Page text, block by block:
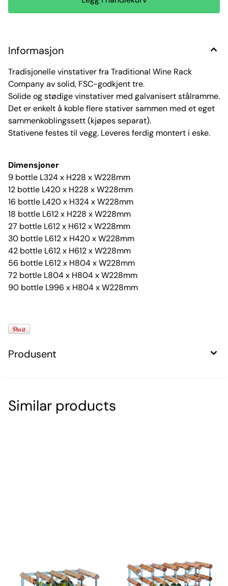
Informasjon
Tradisjonelle vinstativer fra Traditional Wine Rack
Company av solid, FSC-godkjent tre.
Solide og stødige vinstativer med galvanisert stålramme.
Det er enkelt å koble flere stativer sammen med et eget
sammenkoblingssett (kjøpes separat).
Stativene festes til vegg. Leveres ferdig montert i eske.
Dimensjoner
9 bottle L324 x H228 x W228mm
12 bottle L420 x H228 x W228mm
16 bottle L420 x H324 x W228mm
18 bottle L612 x H228 x W228mm
27 bottle L612 x H612 x W228mm
30 bottle L612 x H420 x W228mm
42 bottle L612 x H612 x W228mm
56 bottle L612 x H804 x W228mm
72 bottle L804 x H804 x W228mm
90 bottle L996 x H804 x W228mm
Produsent
Similar products